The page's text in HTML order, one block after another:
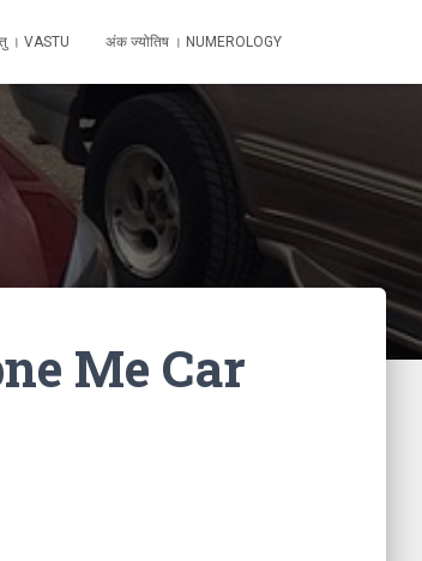
। VASTU अंक ज्योतिष । NUMEROLOGY
Me Car